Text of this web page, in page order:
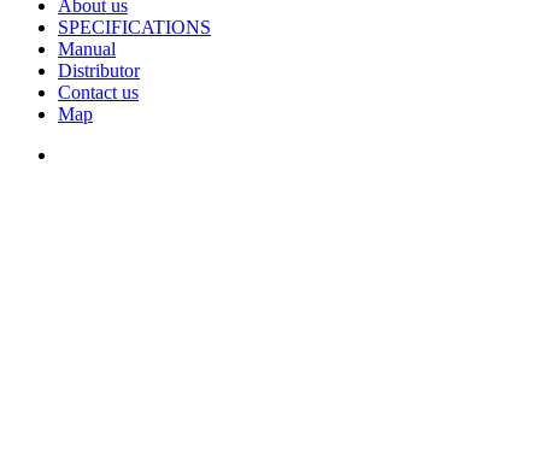
About us
SPECIFICATIONS
Manual
Distributor
Contact us
Map